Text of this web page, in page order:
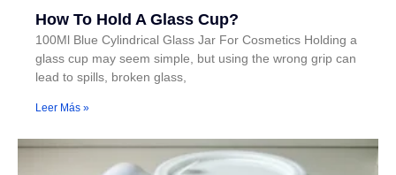
How To Hold A Glass Cup?
100Ml Blue Cylindrical Glass Jar For Cosmetics Holding a
glass cup may seem simple, but using the wrong grip can
lead to spills, broken glass,
Leer Más »